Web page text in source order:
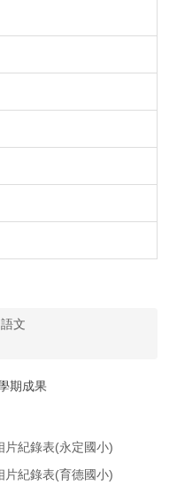
文
期成果
片紀錄表(永定國小)
片紀錄表(育德國小)